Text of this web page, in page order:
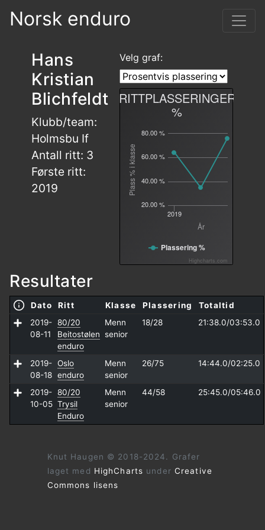
Norsk enduro
Hans
Kristian
Blichfeldt
Klubb/team:
Holmsbu If
Antall ritt: 3
Første ritt:
2019
Velg graf:
År
Plass % i klasse
RITTPLASSERINGER
%
2019
20.00 %
40.00 %
60.00 %
80.00 %
Plassering %
Highcharts.com
Resultater
Dato Ritt Klasse Plassering
Totaltid
2019-
08-11
80/20
Beitostølen
enduro
Menn
senior
18/28 21:38.0/03:53.0
2019-
08-18
Oslo
enduro
Menn
senior
26/75 14:44.0/02:25.0
2019-
10-05
80/20
Trysil
Enduro
Menn
senior
44/58 25:45.0/05:46.0
Knut Haugen © 2018-2024. Grafer
laget med HighCharts under Creative
Commons lisens